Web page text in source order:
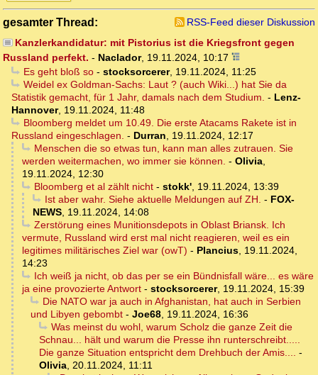
gesamter Thread:
RSS-Feed dieser Diskussion
Kanzlerkandidatur: mit Pistorius ist die Kriegsfront gegen
Russland perfekt. - Naclador, 19.11.2024, 10:17
Es geht bloß so- stocksorcerer, 19.11.2024, 11:25
Weidel ex Goldman-Sachs: Laut ? (auch Wiki...) hat Sie da
Statistik gemacht, für 1 Jahr, damals nach dem Studium. - Lenz-
Hannover, 19.11.2024, 11:48
Bloomberg meldet um 10.49. Die erste Atacams Rakete ist in
Russland eingeschlagen. - Durran, 19.11.2024, 12:17
Menschen die so etwas tun, kann man alles zutrauen. Sie
werden weitermachen, wo immer sie können. - Olivia,
19.11.2024, 12:30
Bloomberg et al zählt nicht- stokk', 19.11.2024, 13:39
Ist aber wahr. Siehe aktuelle Meldungen auf ZH. - FOX-
NEWS, 19.11.2024, 14:08
Zerstörung eines Munitionsdepots in Oblast Briansk. Ich
vermute, Russland wird erst mal nicht reagieren, weil es ein
legitimes militärisches Ziel war (owT) - Plancius, 19.11.2024,
14:23
Ich weiß ja nicht, ob das per se ein Bündnisfall wäre... es wäre
ja eine provozierte Antwort - stocksorcerer, 19.11.2024, 15:39
Die NATO war ja auch in Afghanistan, hat auch in Serbien
und Libyen gebombt - Joe68, 19.11.2024, 16:36
Was meinst du wohl, warum Scholz die ganze Zeit die
Schnau... hält und warum die Presse ihn runterschreibt.....
Die ganze Situation entspricht dem Drehbuch der Amis.... -
Olivia, 20.11.2024, 11:11